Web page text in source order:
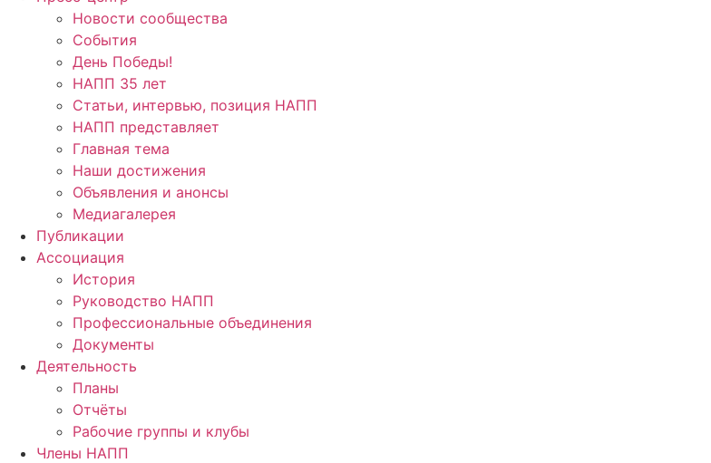
Новости сообщества
События
День Победы!
НАПП 35 лет
Статьи, интервью, позиция НАПП
НАПП представляет
Главная тема
Наши достижения
Объявления и анонсы
Медиагалерея
Публикации
Ассоциация
История
Руководство НАПП
Профессиональные объединения
Документы
Деятельность
Планы
Отчёты
Рабочие группы и клубы
Члены НАПП